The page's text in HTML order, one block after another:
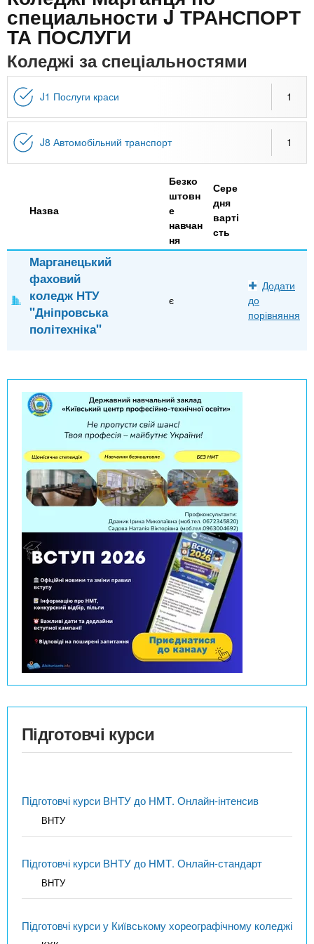
n
t
s
.
i
n
f
o
и
х
з
а
а
д
і
Онлайн курси
специальности J ТРАНСПОРТ
ТА ПОСЛУГИ
Коледжі за спеціальностями
J1 Послуги краси 1
J8 Автомобільний транспорт 1
Назва
Безко
штовн
е
навчан
ня
Сере
дня
варті
сть
Марганецький
фаховий
коледж НТУ
"Дніпровська
політехніка"
є
Додати
до
порівняння
Підготовчі курси
Підготовчі курси ВНТУ до НМТ. Онлайн-інтенсив
ВНТУ
Підготовчі курси ВНТУ до НМТ. Онлайн-стандарт
ВНТУ
Підготовчі курси у Київському хореографічному коледжі